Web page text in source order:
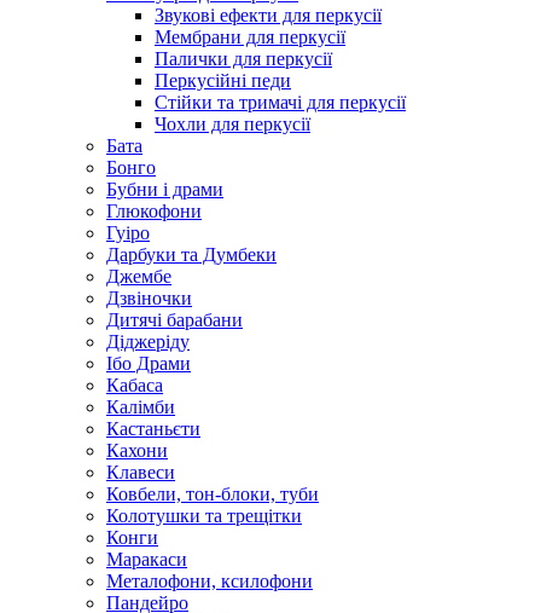
Звукові ефекти для перкусії
Мембрани для перкусії
Палички для перкусії
Перкусійні педи
Стійки та тримачі для перкусії
Чохли для перкусії
Бата
Бонго
Бубни і драми
Глюкофони
Гуіро
Дарбуки та Думбеки
Джембе
Дзвіночки
Дитячі барабани
Діджеріду
Ібо Драми
Кабаса
Калімби
Кастаньєти
Кахони
Клавеси
Ковбели, тон-блоки, туби
Колотушки та трещітки
Конги
Маракаси
Металофони, ксилофони
Пандейро